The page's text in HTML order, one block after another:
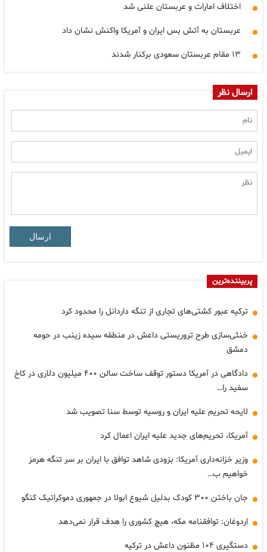
اختلاف امارات و عربستان علنی شد
عربستان به آتش بس ایران و آمریکا واکنش نشان داد
۱۳ مقام عربستان سعودی برکنار شدند
ارسال نظر
ارسال
پربیننده‌ترین
ترکیه عبور کشتی‌های تجاری از تنگه داردانل را محدود کرد
خنثی‌سازی طرح تروریستی داعش در منطقه سیده زینب در حومه
دمشق
دادگاهی در آمریکا دستور توقف ساخت سالن ۴۰۰ میلیون دلاری در کاخ
سفید را…
لایحه تحریم علیه ایران و روسیه توسط سنا تصویب شد
آمریکا، تحریم‌های جدید علیه ایران اعمال کرد
وزیر خزانه‌داری آمریکا: بزودی شاهد توافق با ایران بر سر تنگه هرمز
خواهیم ب…
جان باختن ۳۰۰ کودک بدلیل شیوع ابولا در جمهوری دموکراتیک کنگو
اردوغان: توافقنامه مکه، هیچ کشوری را هدف قرار نمی‌دهد
دستگیری ۱۰۴ مظنون داعش در ترکیه